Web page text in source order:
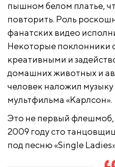
пышном белом платье,
повторить. Роль
фанатских видео
Некоторые поклонники
креативными и
домашних животных и
человек наложил музыку
мультфильма «Карлсон».
Это не первый флешмоб,
2009 году сто
под песню «Single